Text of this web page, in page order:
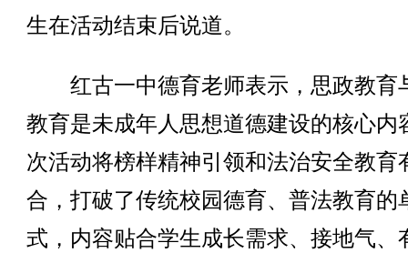
生在活动结束后说道。
红古一中德育老师表示，思政教育
教育是未成年人思想道德建设的核心内
次活动将榜样精神引领和法治安全教育
合，打破了传统校园德育、普法教育的
式，内容贴合学生成长需求、接地气、